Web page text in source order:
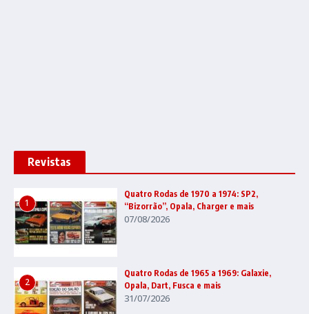
Revistas
1
Quatro Rodas de 1970 a 1974: SP2,
“Bizorrão”, Opala, Charger e mais
07/08/2026
2
Quatro Rodas de 1965 a 1969: Galaxie,
Opala, Dart, Fusca e mais
31/07/2026